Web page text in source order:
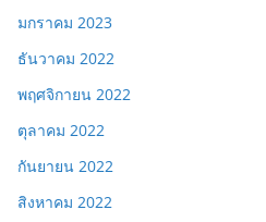
มกราคม 2023
ธันวาคม 2022
พฤศจิกายน 2022
ตุลาคม 2022
กันยายน 2022
สิงหาคม 2022